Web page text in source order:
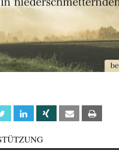
Twitter Linkedin Xing Email